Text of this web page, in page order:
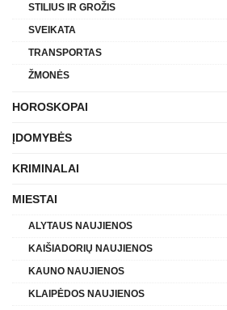
STILIUS IR GROŽIS
SVEIKATA
TRANSPORTAS
ŽMONĖS
HOROSKOPAI
ĮDOMYBĖS
KRIMINALAI
MIESTAI
ALYTAUS NAUJIENOS
KAIŠIADORIŲ NAUJIENOS
KAUNO NAUJIENOS
KLAIPĖDOS NAUJIENOS